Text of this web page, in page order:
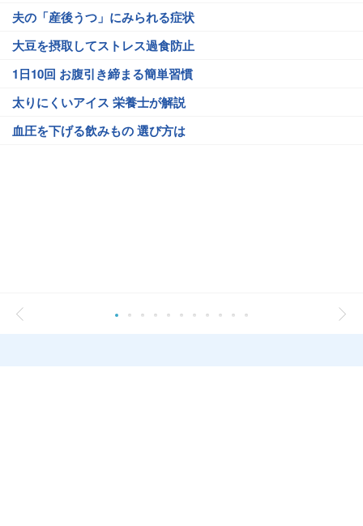
夫の「産後うつ」にみられる症状
大豆を摂取してストレス過食防止
1日10回 お腹引き締まる簡単習慣
太りにくいアイス 栄養士が解説
血圧を下げる飲みもの 選び方は